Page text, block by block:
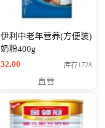
伊利中老年营养(方便装)
奶粉400g
32.00
库存1728
直营